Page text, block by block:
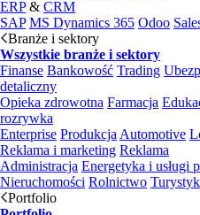
ERP& CRM
SAP MS Dynamics 365 Odoo
Branże i sektory
Wszystkie branże i sektory
Finanse Bankowość Trading
detaliczny
Opieka zdrowotna Farmacja
rozrywka
Enterprise Produkcja Automotive
Reklama i marketing Reklama
Administracja Energetyka i usługi
Nieruchomości Rolnictwo
Portfolio